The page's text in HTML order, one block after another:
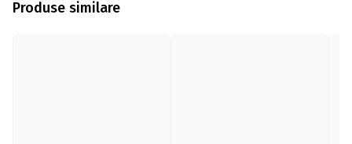
Produse similare